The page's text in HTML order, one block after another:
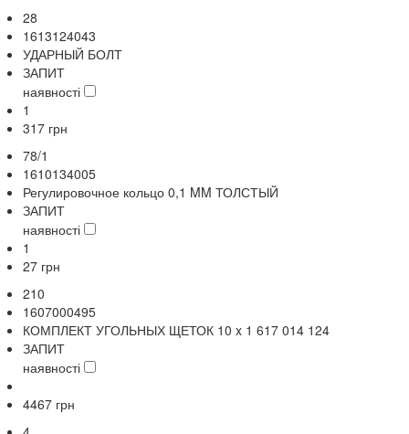
28
1613124043
УДАРНЫЙ БОЛТ
ЗАПИТ
наявності
1
317 грн
78/1
1610134005
Регулировочное кольцо 0,1 MM ТОЛСТЫЙ
ЗАПИТ
наявності
1
27 грн
210
1607000495
КОМПЛЕКТ УГОЛЬНЫХ ЩЕТОК 10 x 1 617 014 124
ЗАПИТ
наявності
4467 грн